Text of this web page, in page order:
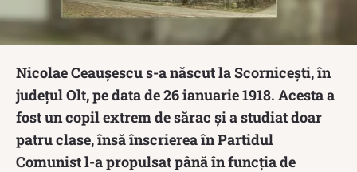
Nicolae Ceaușescu s-a născut la Scornicești, în
județul Olt, pe data de 26 ianuarie 1918. Acesta a
fost un copil extrem de sărac și a studiat doar
patru clase, însă înscrierea în Partidul
Comunist l-a propulsat până în funcția de